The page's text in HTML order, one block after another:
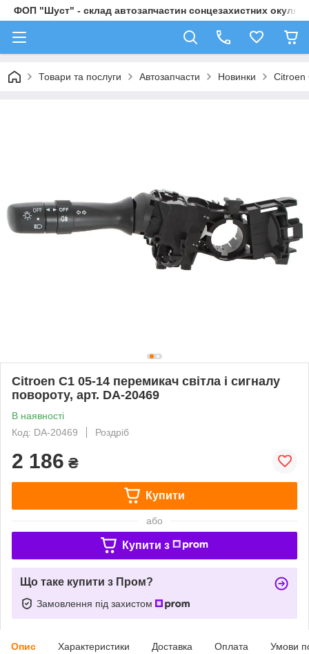
ФОП "Шуст" - склад автозапчастин сонцезахистних
Товари та послуги Автозапчасти Новинки Citroen
Citroen C1 05-14 перемикач світла і сигналу
повороту, арт. DA-20469
В наявності
Код: DA-20469
Роздріб
2 186 ₴
Купити
або
Купити з
Що таке купити з Пром?
Замовлення під захистом
Опис Характеристики Доставка Оплата Умови